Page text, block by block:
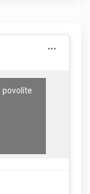
povolíte